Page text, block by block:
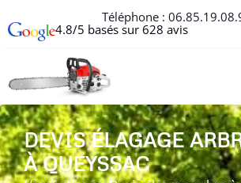
Téléphone :
4.8/5 basés sur 628 avis
DEVIS ÉLAGAGE
À QUEYSSAC